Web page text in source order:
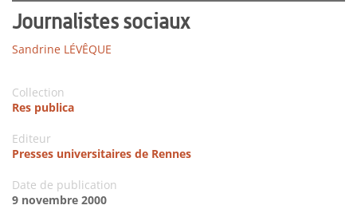
Journalistes sociaux
Sandrine LÉVÊQUE
Collection
Res publica
Editeur
Presses universitaires de Rennes
Date de publication
9 novembre 2000